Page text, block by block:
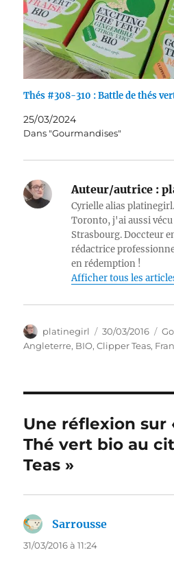
Thés #308-310 : Battle de thés
25/03/2024
Dans "Gourmandises"
Auteur/autrice :
Cyrielle alias
Toronto, j'ai aussi
Strasbourg. Doccteur
rédactrice
en rédemption !
Afficher tous les
Auteur
platinegirl
Publié
le
30/03/2016
Angleterre, BIO,Clipper Teas,
Une réflexion sur
Thé vert bio au
Teas »
Sarrousse
31/03/2016 à 11:24